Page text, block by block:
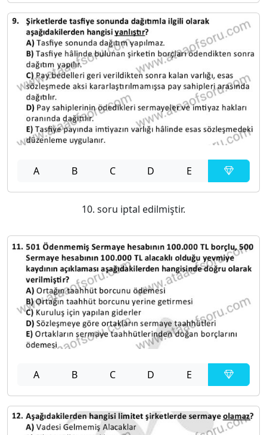
A B C D E
10. soru iptal edilmiştir.
A B C D E